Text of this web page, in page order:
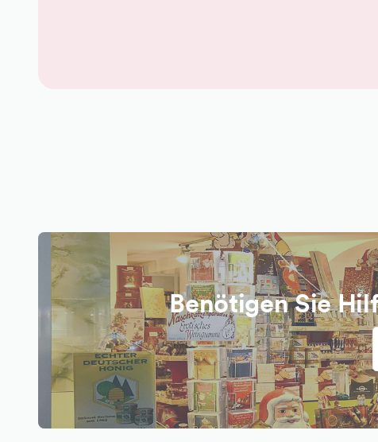
Benötigen Sie